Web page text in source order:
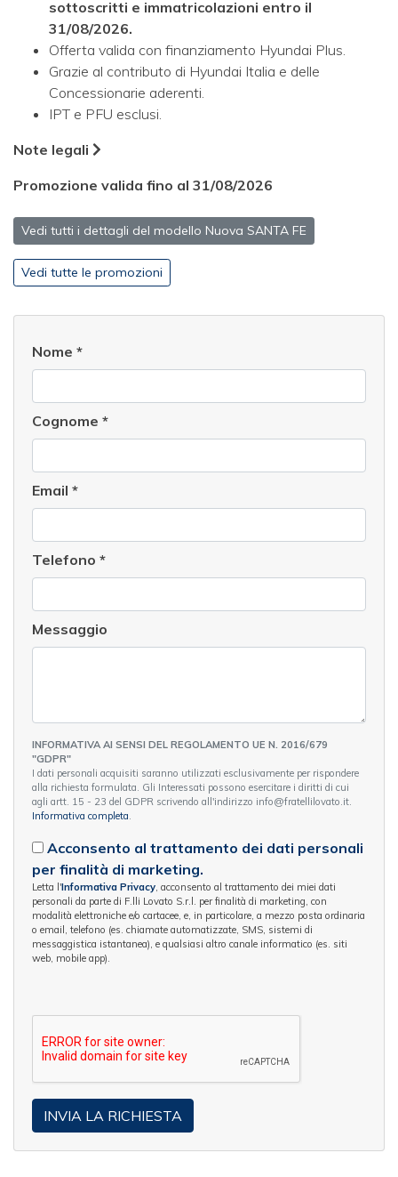
sottoscritti e immatricolazioni entro il
31/08/2026.
Offerta valida con finanziamento Hyundai Plus.
Grazie al contributo di Hyundai Italia e delle
Concessionarie aderenti.
IPT e PFU esclusi.
Note legali
Promozione valida fino al 31/08/2026
Vedi tutti i dettagli del modello Nuova SANTA FE
Vedi tutte le promozioni
Nome *
Cognome *
Email *
Telefono *
Messaggio
INFORMATIVA AI SENSI DEL REGOLAMENTO UE N. 2016/679
"GDPR"
I dati personali acquisiti saranno utilizzati esclusivamente per rispondere
alla richiesta formulata. Gli Interessati possono esercitare i diritti di cui
agli artt. 15 - 23 del GDPR scrivendo all'indirizzo info@fratellilovato.it.
Informativa completa.
Acconsento al trattamento dei dati personali
per finalità di marketing.
Letta l'Informativa Privacy, acconsento al trattamento dei miei dati
personali da parte di F.lli Lovato S.r.l. per finalità di marketing, con
modalità elettroniche e/o cartacee, e, in particolare, a mezzo posta ordinaria
o email, telefono (es. chiamate automatizzate, SMS, sistemi di
messaggistica istantanea), e qualsiasi altro canale informatico (es. siti
web, mobile app).